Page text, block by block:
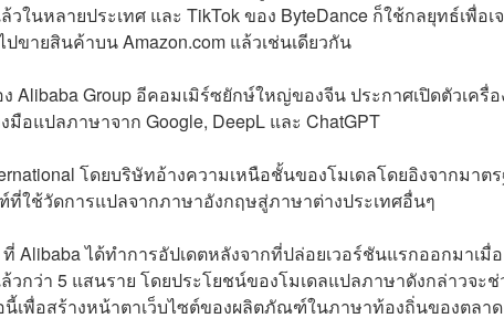
ในหลายประเทศ และ TikTok ของ ByteDance ก็ใช้กลยุทธ์เพื่อเ
ายสินค้าบน Amazon.com แล้วเช่นเดียวกัน
Alibaba Group อีคอมเมิร์ซยักษ์ใหญ่ของจีน ประกาศเปิดตัวเครื่
อแปลภาษาจาก Google, DeepL และ ChatGPT
โดยบริษัทอ้างความเหนือชั้นของโมเดลโดยอิงจากมาต
ใช้วัดการแปลจากภาษาอังกฤษสู่ภาษาต่างประเทศอื่นๆ
Alibaba ได้ทำการอัปเดตหลังจากที่ปล่อยเวอร์ชันแรกออกมาเมื่อ
กว่า 5 แสนราย โดยประโยชน์ของโมเดลแปลภาษาดังกล่าวจะช่
เพื่อสร้างหน้าตาเว็บไซต์ของผลิตภัณฑ์ในภาษาท้องถิ่นของตลาด